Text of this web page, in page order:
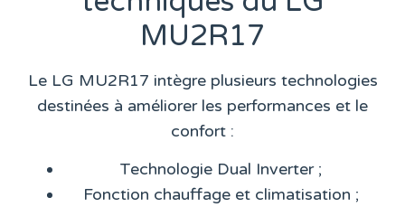
MU2R17
Le LG MU2R17 intègre plusieurs technologies
destinées à améliorer les performances et le
confort :
Technologie Dual Inverter ;
Fonction chauffage et climatisation ;